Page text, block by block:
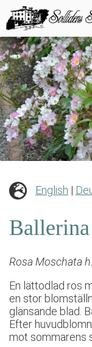
English |
Ballerina
Rosa Moschata
En lättodlad ros
en stor
glänsande blad.
Efter
mot sommarens